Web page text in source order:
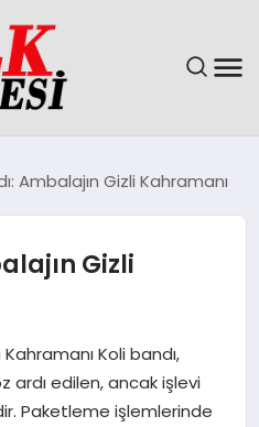
Ambalajın Gizli Kahramanı
Gizli
Koli bandı,
ardı edilen, ancak işlevi
Paketleme işlemlerinde